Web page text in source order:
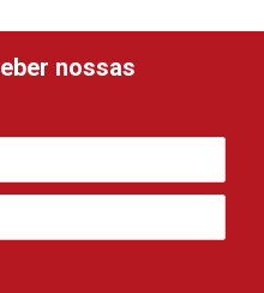
nossas